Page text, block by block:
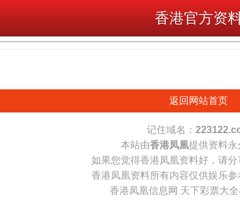
香港官方资
返回网站首页
记住域名：
本站由香港凤凰提供资料永
如果您觉得香港凤凰资料好，请分
香港凤凰资料所有内容仅供娱乐参
香港凤凰信息网 天下彩票大全